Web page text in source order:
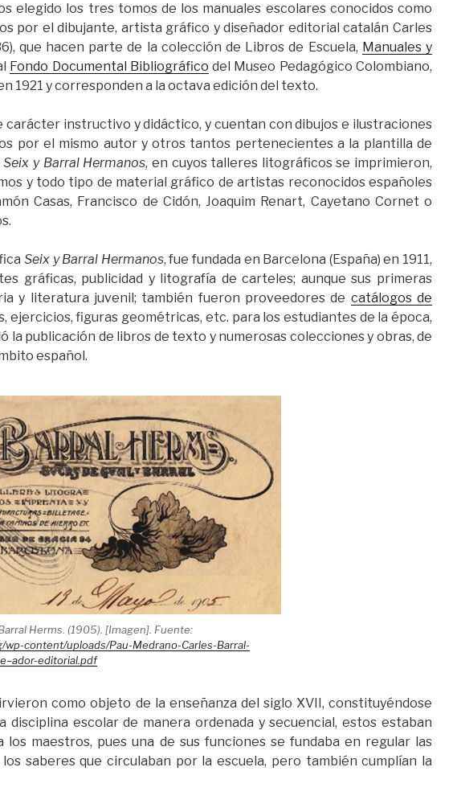
de
flecha
arriba/abajo
para
disminuir
el
volumen.
elegido los tres tomos de los manuales escolares conocidos como
por el dibujante, artista gráfico y diseñador editorial catalán Carles
que hacen parte de la colección de Libros de Escuela, Manuales y
Fondo Documental Bibliográfico del Museo Pedagógico Colombiano,
1921 y corresponden a la octava edición del texto.
carácter instructivo y didáctico, y cuentan con dibujos e ilustraciones
por el mismo autor y otros tantos pertenecientes a la plantilla de
Seix y Barral Hermanos, en cuyos talleres litográficos se imprimieron,
y todo tipo de material gráfico de artistas reconocidos españoles
Casas, Francisco de Cidón, Joaquim Renart, Cayetano Cornet o
Seix y Barral Hermanos, fue fundada en Barcelona (España) en 1911,
gráficas, publicidad y litografía de carteles; aunque sus primeras
y literatura juvenil; también fueron proveedores de catálogos de
ejercicios, figuras geométricas, etc. para los estudiantes de la época,
la publicación de libros de texto y numerosas colecciones y obras, de
español.
Herms. (1905). [Imagen]. Fuente:
content/uploads/Pau-Medrano-Carles-Barral-
editorial.pdf
como objeto de la enseñanza del siglo XVII, constituyéndose
disciplina escolar de manera ordenada y secuencial, estos estaban
los maestros, pues una de sus funciones se fundaba en regular las
saberes que circulaban por la escuela, pero también cumplían la